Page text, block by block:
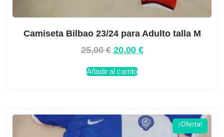
Camiseta Bilbao 23/24 para Adulto talla M
25,00€ 20,00 €
Añadir al carrito
¡Oferta!